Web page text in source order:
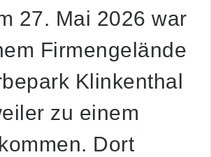
27. Mai 2026 war
Firmengelände
Klinkenthal
zu einem
Dort